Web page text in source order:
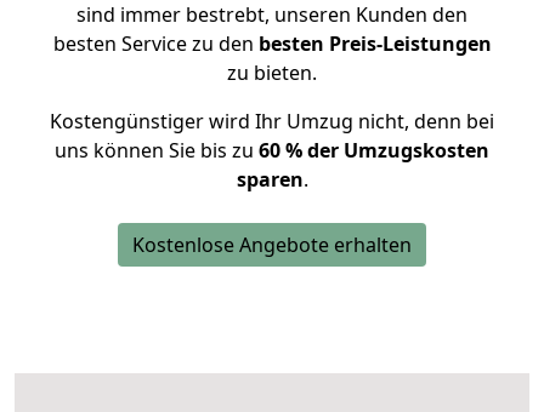
sind immer bestrebt, unseren Kunden den
besten Service zu den besten Preis-Leistungen
zu bieten.
Kostengünstiger wird Ihr Umzug nicht, denn bei
uns können Sie bis zu 60 % der Umzugskosten
sparen.
Kostenlose Angebote erhalten